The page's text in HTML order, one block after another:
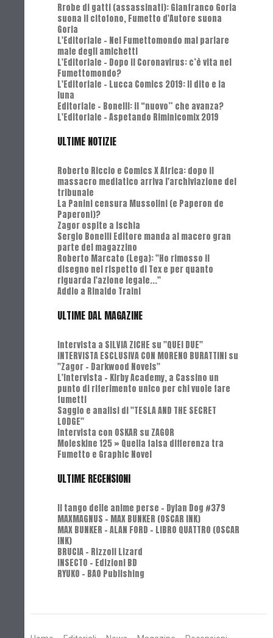
Rrobe di gatti (assassinati): Gianfranco Goria
suona il citofono, Fumetto d'Autore suona
Goria
L'Editoriale - Nel Fumettomondo mai parlare
male degli amichetti
L'Editoriale - Dopo il Coronavirus: c’è vita nel
Fumettomondo?
L'Editoriale - Lucca Comics 2019: Il dito e la
luna
Editoriale - Bonelli: il “nuovo” che avanza?
L'Editoriale - Aspetando Riminicomix 2019
ULTIME NOTIZIE
Roberto Riccio e Comics X Africa: dopo il
massacro mediatico arriva l'archiviazione del
tribunale
La Panini censura Mussolini (e Paperon de
Paperoni)?
Zagor ospite a Ischia
Sergio Bonelli Editore manda al macero gran
parte del magazzino
Roberto Marcato (Lega): "Ho rimosso il
disegno nel rispetto di Tex e per quanto
riguarda l'azione legale..."
Addio a Rinaldo Traini
ULTIME DAL MAGAZINE
Intervista a SILVIA ZICHE su "QUEI DUE"
INTERVISTA ESCLUSIVA CON MORENO BURATTINI su
"Zagor - Darkwood Novels"
L'Intervista - Kirby Academy, a Cassino un
punto di riferimento unico per chi vuole fare
fumetti
Saggio e analisi di "TESLA AND THE SECRET
LODGE"
Intervista con OSKAR su ZAGOR
Moleskine 125 » Quella falsa differenza tra
Fumetto e Graphic Novel
ULTIME RECENSIONI
Il tango delle anime perse - Dylan Dog #379
MAXMAGNUS – MAX BUNKER (OSCAR INK)
MAX BUNKER – ALAN FORD – LIBRO QUATTRO (OSCAR
INK)
BRUCIA - Rizzoli Lizard
INSECTO - Edizioni BD
RYUKO - BAO Publishing